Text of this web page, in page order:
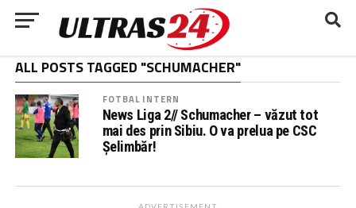
ALL POSTS TAGGED "SCHUMACHER"
FOTBAL INTERN
News Liga 2// Schumacher – văzut tot
mai des prin Sibiu. O va prelua pe CSC
Șelimbăr!